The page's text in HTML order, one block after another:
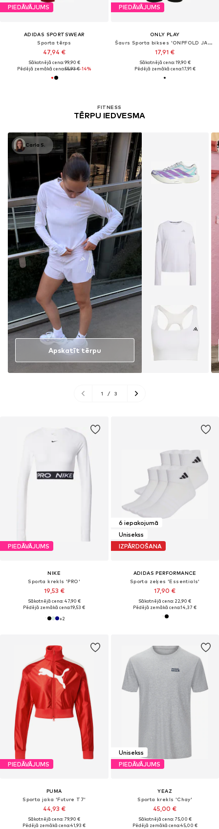
PIEDĀVĀJUMS
ADIDAS SPORTSWEAR
Sporta tērps
47,94 €
Sākotnējā cena: 99,90 €
Pēdējā zemākā cena:55,93 €-14%
PIEDĀVĀJUMS
ONLY PLAY
Šaurs Sporta bikses 'ONPFOLD JAZZ'
17,91 €
Sākotnējā cena: 19,90 €
Pēdējā zemākā cena:17,91 €
PIEDĀVĀJUMS
NIKE
Sporta krekls 'PRO'
19,53 €
Sākotnējā cena: 47,90 €
Pēdējā zemākā cena:19,53 €
+2
6 iepakojumā
Unisekss
IZPĀRDOŠANA
ADIDAS PERFORMANCE
Sporta zeķes 'Essentials'
17,90 €
Sākotnējā cena: 22,90 €
Pēdējā zemākā cena:14,37 €
FITNESS
TĒRPU IEDVESMA
Carla S.
Apskatīt tērpu
1 / 3
PIEDĀVĀJUMS
PUMA
Sporta jaka 'Future T7'
44,93 €
Sākotnējā cena: 79,90 €
Pēdējā zemākā cena:41,93 €
Unisekss
PIEDĀVĀJUMS
YEAZ
Sporta krekls 'Chay'
45,00 €
Sākotnējā cena: 75,00 €
Pēdējā zemākā cena:45,00 €